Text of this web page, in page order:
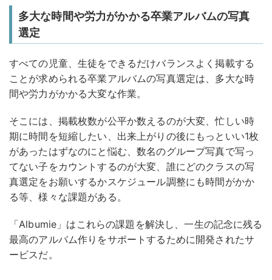
多大な時間や労力がかかる卒業アルバムの写真
選定
すべての児童、生徒をできるだけバランスよく掲載する
ことが求められる卒業アルバムの写真選定は、多大な時
間や労力がかかる大変な作業。
そこには、掲載枚数が公平か数えるのが大変、忙しい時
期に時間を短縮したい、出来上がりの後にもっといい1枚
があったはずなのにと悩む、数名のグループ写真で写っ
てない子をカウントするのが大変、誰にどのクラスの写
真選定をお願いするかスケジュール調整にも時間がかか
る等、様々な課題がある。
「Albumie」はこれらの課題を解決し、一生の記念に残る
最高のアルバム作りをサポートするために開発されたサ
ービスだ。